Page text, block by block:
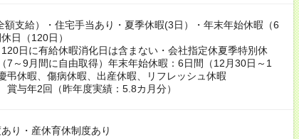
額支給）・住宅手当あり・夏季休暇(3日）・年末年始休暇（6
日（120日）
日に有給休暇消化日は含まない・会社指定休夏季特別休
7～9月間に自由取得）年末年始休暇：6日間（12月30日～1
弔休暇、傷病休暇、出産休暇、リフレッシュ休暇
与年2回（昨年度実績：5.8カ月分）
り・産休育休制度あり